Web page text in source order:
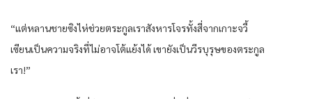
“แต่หลานชายซิงไห่ช่วยตระกูลเราสังหารโจรทั้งสี่จากเกาะจวี้
เซียนเป็นความจริงที่ไม่อาจโต้แย้งได้ เขายังเป็นวีรบุรุษของตระกูล
เรา!”